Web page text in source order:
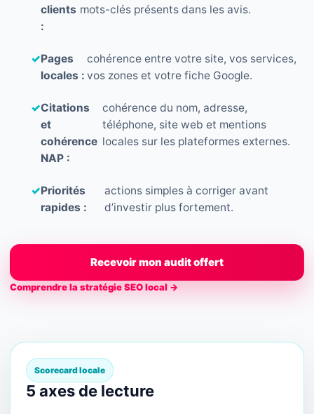
clients
:
mots-clés présents dans les avis.
✓Pages
locales :
cohérence entre votre site, vos services,
vos zones et votre fiche Google.
✓Citations
et
cohérence
NAP :
cohérence du nom, adresse,
téléphone, site web et mentions
locales sur les plateformes externes.
✓Priorités
rapides :
actions simples à corriger avant
d’investir plus fortement.
Recevoir mon audit offert
Comprendre la stratégie SEO local →
Scorecard locale
5 axes de lecture